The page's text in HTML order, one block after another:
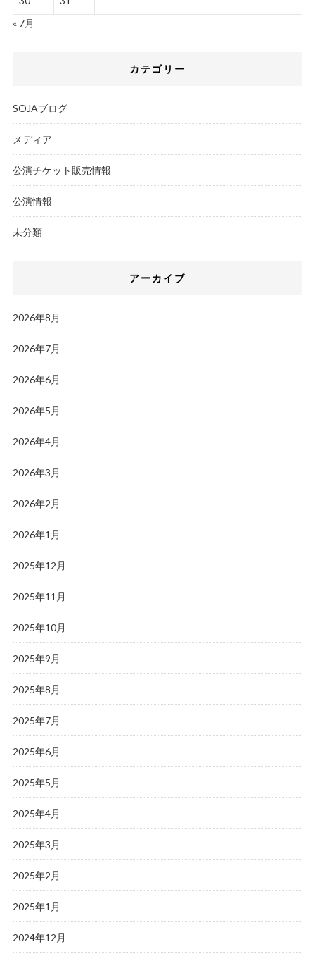
« 7月
カテゴリー
SOJAブログ
メディア
公演チケット販売情報
公演情報
未分類
アーカイブ
2026年8月
2026年7月
2026年6月
2026年5月
2026年4月
2026年3月
2026年2月
2026年1月
2025年12月
2025年11月
2025年10月
2025年9月
2025年8月
2025年7月
2025年6月
2025年5月
2025年4月
2025年3月
2025年2月
2025年1月
2024年12月